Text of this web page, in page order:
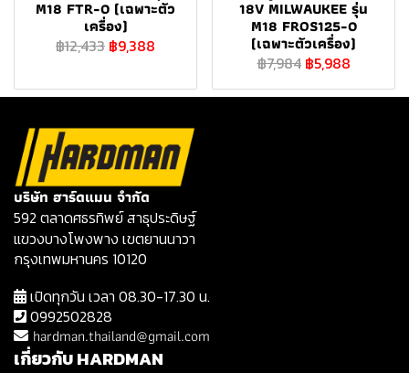
M18 FTR-0 (เฉพาะตัว
เครื่อง)
฿12,433 ฿9,388
18V MILWAUKEE รุ่น
M18 FROS125-0
(เฉพาะตัวเครื่อง)
฿7,984 ฿5,988
บริษัท ฮาร์ดแมน จำกัด
592 ตลาดศธรทิพย์ สาธุประดิษฐ์
แขวงบางโพงพาง เขตยานนาวา
กรุงเทพมหานคร 10120
เปิดทุกวัน เวลา 08.30-17.30 น.
0992502828
hardman.thailand@gmail.com
เกี่ยวกับ HARDMAN